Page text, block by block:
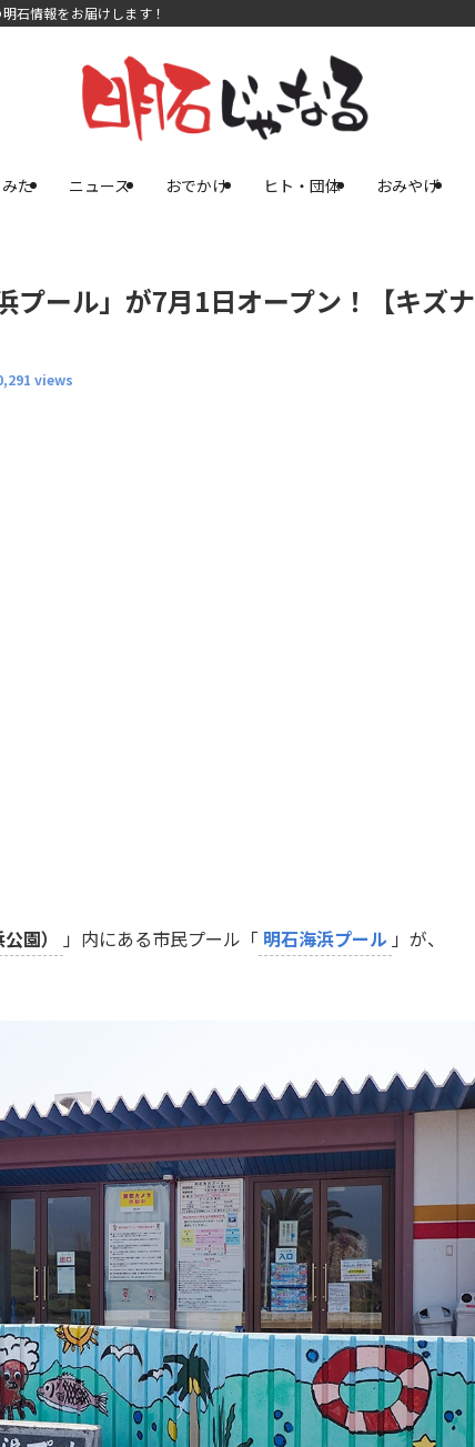
石情報をお届けします！
た ニュース おでかけ ヒト・団体 おみやげ
プール」が7月1日オープン！【キズナ
views
園） 」内にある市民プール「 明石海浜プール 」が、